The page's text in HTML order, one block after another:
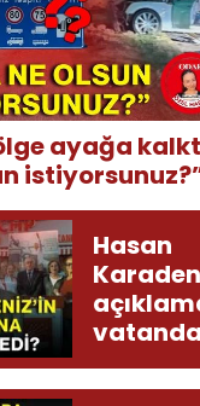
ayağa
Hasan
dedi?